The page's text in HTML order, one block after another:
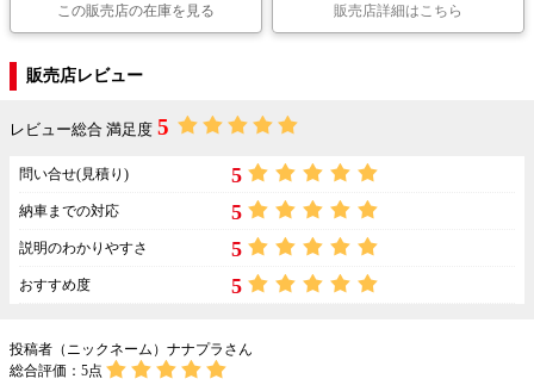
この販売店の在庫を見る 販売店詳細はこちら
販売店レビュー
レビュー総合 満足度 5
問い合せ(見積り) 5
納車までの対応 5
説明のわかりやすさ 5
おすすめ度 5
投稿者（ニックネーム）ナナプラさん
総合評価： 5点